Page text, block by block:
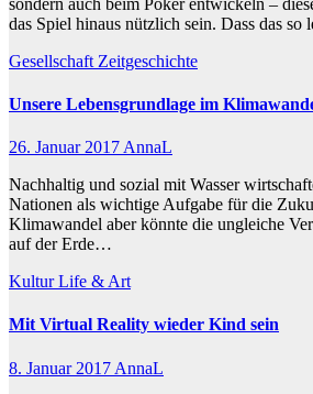
das Spiel hinaus nützlich sein. Dass das
Gesellschaft Zeitgeschichte
Unsere Lebensgrundlage im
26. Januar 2017 AnnaL
Nachhaltig und sozial mit Wasser
Nationen als wichtige Aufgabe für die
Klimawandel aber könnte die ungleiche
auf der Erde…
KulturLife & Art
Mit Virtual Reality wieder Kind sein
8. Januar 2017 AnnaL